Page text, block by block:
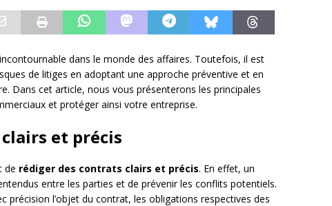
dans le monde des affaires. Toutefois, il est
de litiges en adoptant une approche préventive et en
Dans cet article, nous vous présenterons les principales
et protéger ainsi votre entreprise.
et précis
de rédiger des contrats clairs et précis. En effet, un
entre les parties et de prévenir les conflits potentiels.
précision l’objet du contrat, les obligations respectives des